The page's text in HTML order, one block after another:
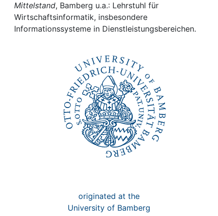
Mittelstand, Bamberg u.a.: Lehrstuhl für
Wirtschaftsinformatik, insbesondere
Informationssysteme in Dienstleistungsbereichen.
originated at the
University of Bamberg